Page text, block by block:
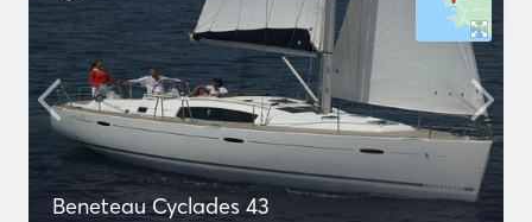
Beneteau Cyclades 43